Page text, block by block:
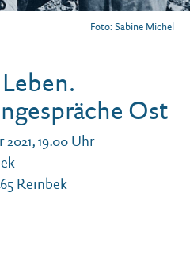
Foto: Sabine Michel
Ost
19.00 Uhr
Reinbek